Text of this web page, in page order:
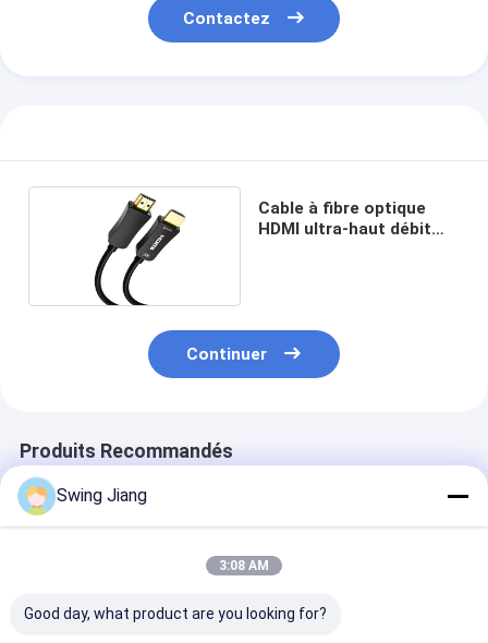
Contactez
Cable à fibre optique
HDMI ultra-haut débit
Continuer
Produits Recommandés
Swing Jiang
3:08 AM
Good day, what product are you looking for?